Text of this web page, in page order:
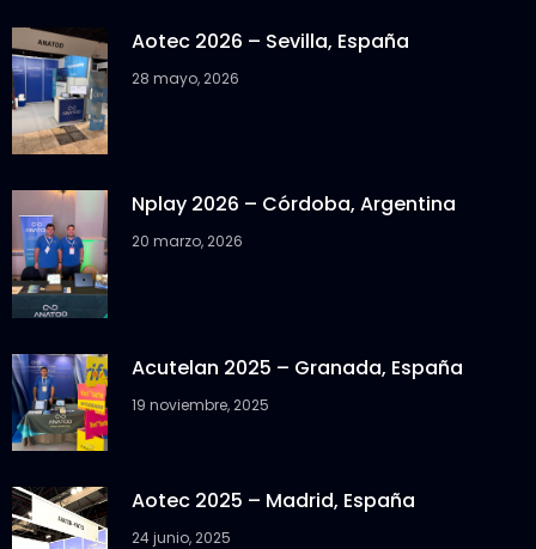
Aotec 2026 – Sevilla, España
28 mayo, 2026
Nplay 2026 – Córdoba, Argentina
20 marzo, 2026
Acutelan 2025 – Granada, España
19 noviembre, 2025
Aotec 2025 – Madrid, España
24 junio, 2025